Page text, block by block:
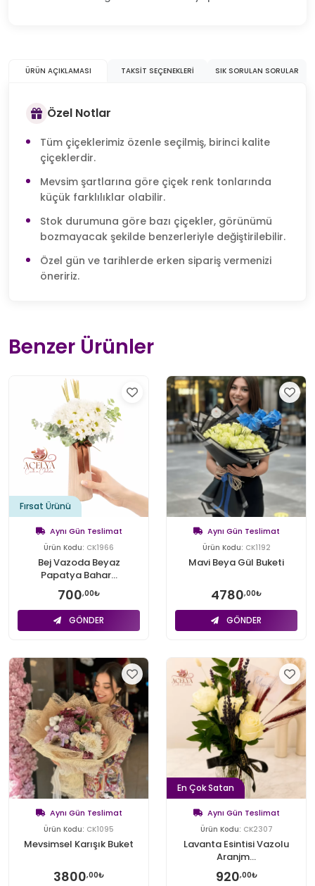
ÜRÜN AÇIKLAMASI TAKSIT SEÇENEKLERI SIK SORULAN SORULAR
Özel Notlar
Tüm çiçeklerimiz özenle seçilmiş, birinci kalite
çiçeklerdir.
Mevsim şartlarına göre çiçek renk tonlarında
küçük farklılıklar olabilir.
Stok durumuna göre bazı çiçekler, görünümü
bozmayacak şekilde benzerleriyle değiştirilebilir.
Özel gün ve tarihlerde erken sipariş vermenizi
öneririz.
Benzer Ürünler
Fırsat Ürünü
Aynı Gün Teslimat
Ürün Kodu: CK1966
Bej Vazoda Beyaz
Papatya Bahar...
700,00₺
GÖNDER
Aynı Gün Teslimat
Ürün Kodu: CK1192
Mavi Beya Gül Buketi
4780,00₺
GÖNDER
Aynı Gün Teslimat
Ürün Kodu: CK1095
Mevsimsel Karışık Buket
3800,00₺
En Çok Satan
Aynı Gün Teslimat
Ürün Kodu: CK2307
Lavanta Esintisi Vazolu
Aranjm...
920,00₺